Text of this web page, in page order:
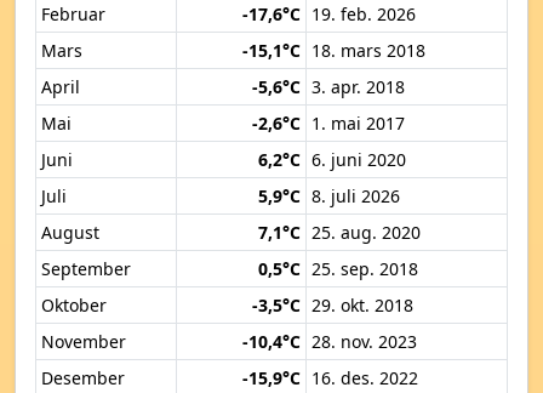
Februar
-17,6°C 19. feb. 2026
Mars
-15,1°C 18. mars 2018
April
-5,6°C 3. apr. 2018
Mai
-2,6°C 1. mai 2017
Juni
6,2°C 6. juni 2020
Juli
5,9°C 8. juli 2026
August
7,1°C 25. aug. 2020
September
0,5°C 25. sep. 2018
Oktober
-3,5°C 29. okt. 2018
November
-10,4°C 28. nov. 2023
Desember
-15,9°C 16. des. 2022